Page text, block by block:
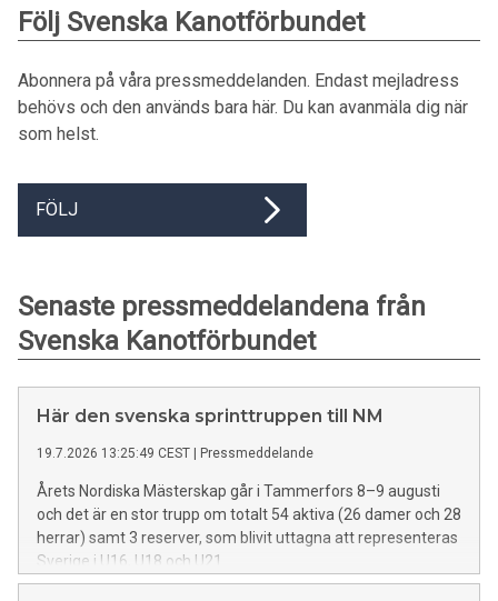
Följ Svenska Kanotförbundet
Abonnera på våra pressmeddelanden. Endast mejladress
behövs och den används bara här. Du kan avanmäla dig när
som helst.
FÖLJ
Senaste pressmeddelandena från
Svenska Kanotförbundet
Här den svenska sprinttruppen till NM
19.7.2026 13:25:49 CEST Pressmeddelande
Årets Nordiska Mästerskap går i Tammerfors 8–9 augusti
och det är en stor trupp om totalt 54 aktiva (26 damer och 28
herrar) samt 3 reserver, som blivit uttagna att representeras
Sverige i U16, U18 och U21.